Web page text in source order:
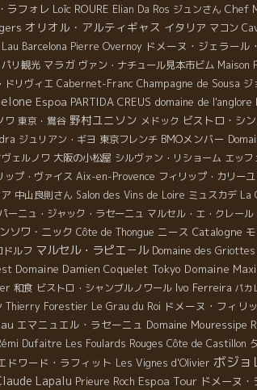
ラフォレ Loïc ROURE Elian Da Ros ジュンさん Chef
オリオル・アルティギャス イタリア マコン
Barcelona Pierre Overnoy ドメーヌ・ジェラール
パリ観光 マラガ ヴァン・ナチュール見本市ビム Maison
ドリヴィエ Cabernet-Franc Champagne de Sousa ジ
Espoa PARTIDA CREUS domaine de l'anglore
ワ 東京・鴬谷 野村ユニソン メドック ビストロ・シ
ジュリアン・ギヨ 東京フレンチ BMOメンバー
ェルノワ 大阪の小松屋 シルヴァン・リショーム エッフ
ップ・ヴァイス Aix-en-Provence フィリップ・カリーユ
中山良則さん Salon des Vins de Loire ミュスカデ La
ーニュ・ジャック・ラセーニュ マルセル・エ・クレール
ソワ・ニック Côte de Thongue ニース Catalogne
ドルフ マルセル・ラピエ－ル Domaine des Griottes
Domaine Damien Coquelet Tokyo Domaine
和食 ビストロ・シャンブルノワール Ivo Ferreira パカ
Thierry Forestier Le Grau du Roi ドメーヌ・フィリ
エマニュエル・ラセーニュ Domaine Mouressipe
Dufaitre Les Foulards Rouges Côte de Castillon
ドワード・ラフィット Les Vignes d'Olivier ボジョ
Lapalu Prieure Roch Espoa Tour ドメーヌ